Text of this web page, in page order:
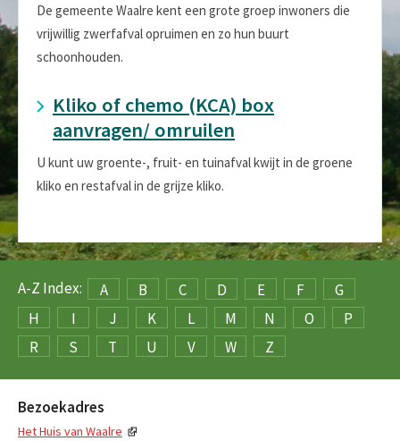
De gemeente Waalre kent een grote groep inwoners die
vrijwillig zwerfafval opruimen en zo hun buurt
schoonhouden.
Kliko of chemo (KCA) box
aanvragen/ omruilen
U kunt uw groente-, fruit- en tuinafval kwijt in de groene
kliko en restafval in de grijze kliko.
A-Z Index: A B C D E F
G
H
I J K L M N O
P
R
S T U V W Z
Bezoekadres
Het Huis van Waalre